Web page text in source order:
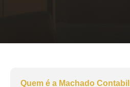
Quem é a Machado